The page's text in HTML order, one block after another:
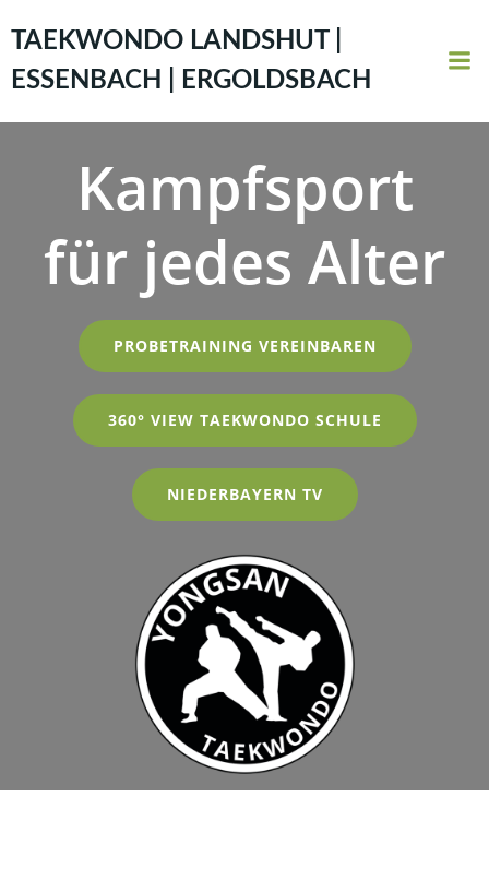
Inhalt
springen
TAEKWONDO LANDSHUT |
ESSENBACH | ERGOLDSBACH
Kampfsport
für jedes Alter
PROBETRAINING VEREINBAREN
360° VIEW TAEKWONDO SCHULE
NIEDERBAYERN TV